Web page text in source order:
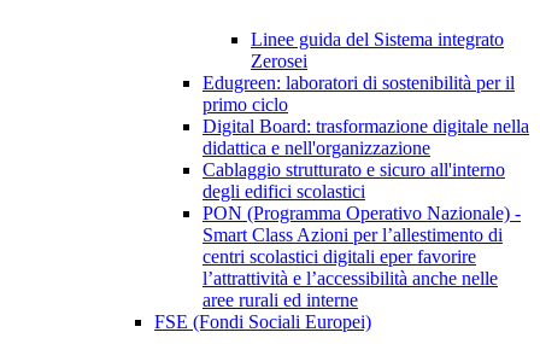
Linee guida del Sistema integrato
Zerosei
Edugreen: laboratori di sostenibilità per il
primo ciclo
Digital Board: trasformazione digitale nella
didattica e nell'organizzazione
Cablaggio strutturato e sicuro all'interno
degli edifici scolastici
PON (Programma Operativo Nazionale) -
Smart Class Azioni per l’allestimento di
centri scolastici digitali eper favorire
l’attrattività e l’accessibilità anche nelle
aree rurali ed interne
FSE (Fondi Sociali Europei)